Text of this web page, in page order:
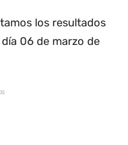
los resultados
06 de marzo de